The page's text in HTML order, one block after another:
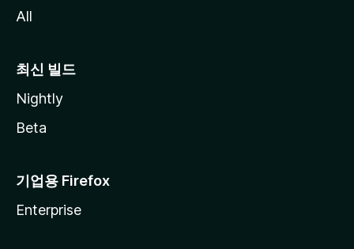
All
최신 빌드
Nightly
Beta
기업용 Firefox
Enterprise